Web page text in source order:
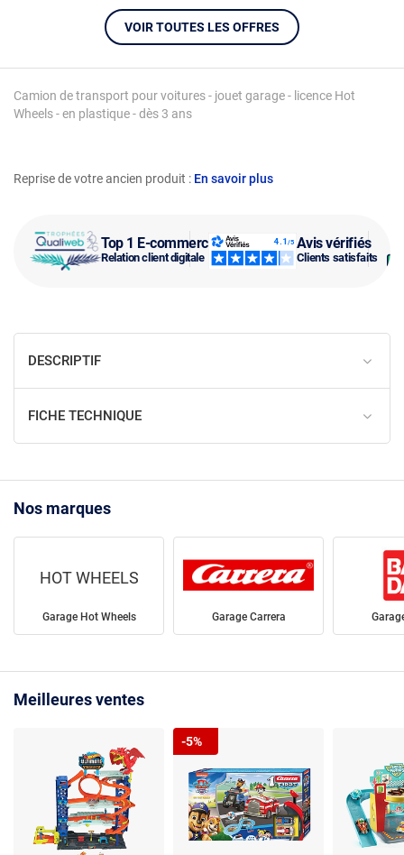
Top 1 E-commerce
Relation client digitale
Avis vérifiés
Clients satisfaits
Reprise de votre ancien produit : En savoir plus
Camion de transport pour voitures - jouet garage - licence Hot
Wheels - en plastique - dès 3 ans
VOIR TOUTES LES OFFRES
DESCRIPTIF
FICHE TECHNIQUE
Nos marques
HOT WHEELS
Garage Hot Wheels Garage Carrera
Meilleures ventes
-5%